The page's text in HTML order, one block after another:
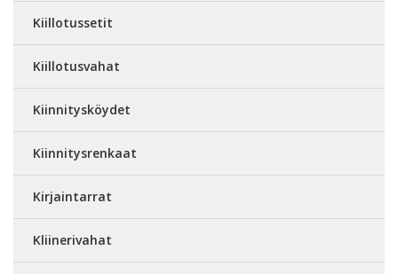
Kiillotussetit
Kiillotusvahat
Kiinnitysköydet
Kiinnitysrenkaat
Kirjaintarrat
Kliinerivahat